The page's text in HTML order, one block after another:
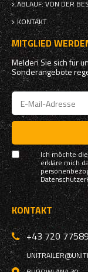
ABLAUF: VON DER
KONTAKT
MITGLIED
Melden Sie sich für
Sonderangebote
Ich möchte
erkläre mich
KONTAKT
+43 720